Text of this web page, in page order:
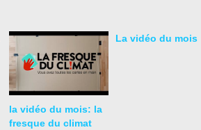
la vidéo du mois: la
fresque du climat
La vidéo du mois